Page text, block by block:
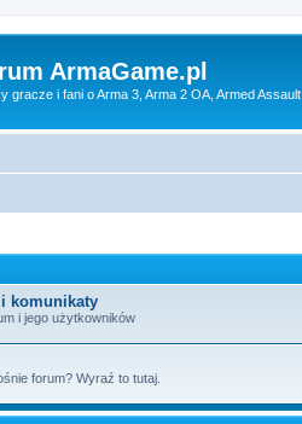
ArmaGame.pl
gracze i fani o Arma 3, Arma 2 OA, Armed
i komunikaty
i jego użytkowników
forum? Wyraź to tutaj.